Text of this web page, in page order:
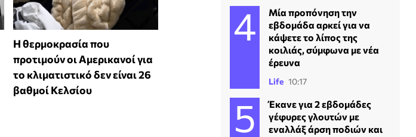
Η θερμοκρασία που
προτιμούν οι Αμερικανοί για
το κλιματιστικό δεν είναι 26
βαθμοί Κελσίου
Μία προπόνηση την
εβδομάδα αρκεί για να
κάψετε το λίπος της
κοιλιάς, σύμφωνα με νέα
έρευνα
Life 10:17
Έκανε για 2 εβδομάδες
γέφυρες γλουτών με
εναλλάξ άρση ποδιών και